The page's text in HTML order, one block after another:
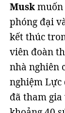
Musk
phóng đại
kết thúc
viên đoàn
nhà nghiên
nghiệm Lực
đã tham